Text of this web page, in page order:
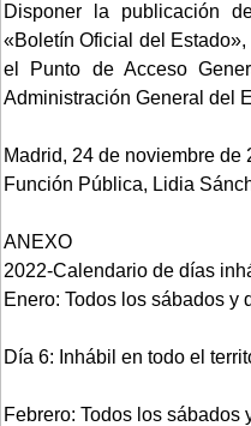
Disponer la publicación
«Boletín Oficial del
el Punto de Acceso
Administración General del
Madrid, 24 de noviembre
Función Pública, Lidia
ANEXO
2022-Calendario de días
Enero: Todos los sábados y
Día 6: Inhábil en todo el
Febrero: Todos los sábados